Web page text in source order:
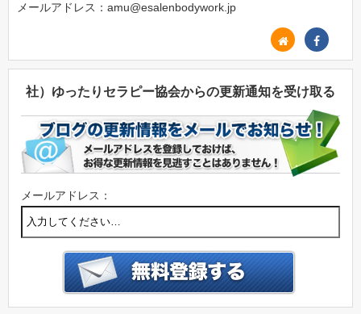
メールアドレス：amu@esalenbodywork.jp
社）ゆったりセラピー協会からの更新通知を受け取る
メールアドレス：